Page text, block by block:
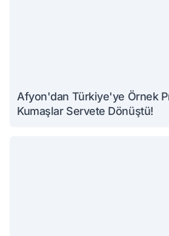
Afyon'dan Türkiye'ye Örnek
Kumaşlar Servete Dönüştü!